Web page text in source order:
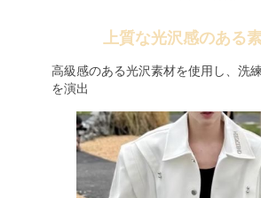
上質な光沢感のある
高級感のある光沢素材を使用し、洗
を演出